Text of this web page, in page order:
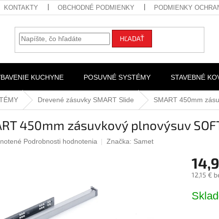
KONTAKTY OBCHODNÉ PODMIENKY PODMIENKY
HĽADAŤ
KUCHYNE POSUVNÉ SYSTÉMY STAVEBNÉ
Drevené zásuvky SMART Slide SMART 450mm
450mm zásuvkový plnovýsuv
Podrobnosti hodnotenia Značka: Samet
12,15 €
cena: